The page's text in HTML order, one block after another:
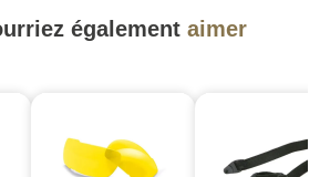
également aimer